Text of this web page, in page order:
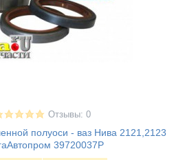
Отзывы: 0
полуоси - ваз Нива 2121,2123
39720037P